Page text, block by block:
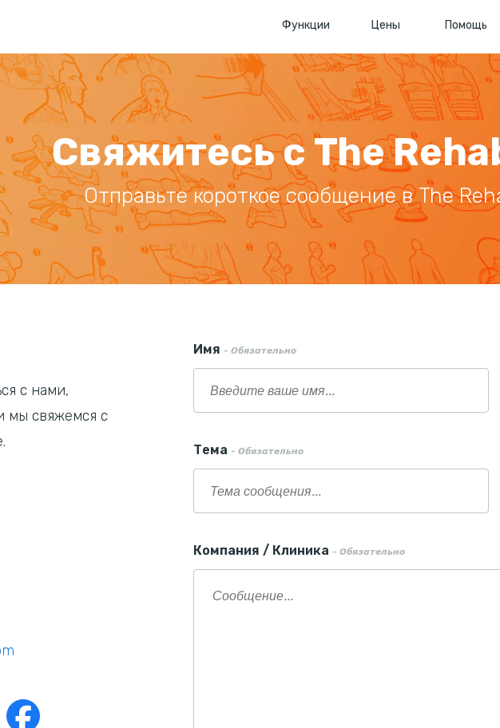
Функции Цены Помощь
Свяжитесь с The
Отправьте короткое сообщение в The
с нами,
мы свяжемся с
Имя - Обязательно
Тема - Обязательно
Компания / Клиника - Обязательно